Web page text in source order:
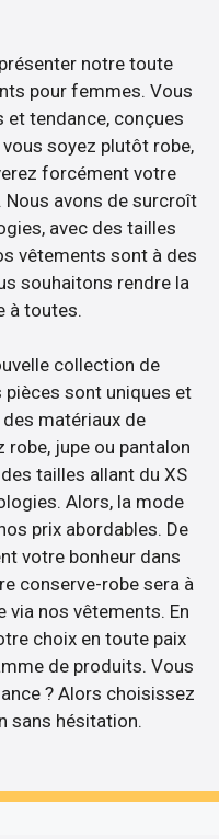
notre toute
pour femmes. Vous
et tendance, conçues
soyez plutôt robe,
forcément votre
avons de surcroît
avec des tailles
vêtements sont à des
souhaitons rendre la
à toutes.
collection de
sont uniques et
matériaux de
jupe ou pantalon
tailles allant du XS
Alors, la mode
prix abordables. De
votre bonheur dans
conserve-robe sera à
nos vêtements. En
choix en toute paix
de produits. Vous
? Alors choisissez
sans hésitation.